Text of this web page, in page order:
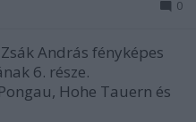
0
András fényképes
6. része.
Hohe Tauern és